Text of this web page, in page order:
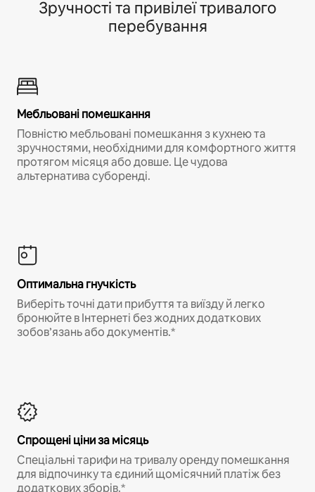
Зручності та привілеї тривалого
перебування
Мебльовані помешкання
Повністю мебльовані помешкання з кухнею та
зручностями, необхідними для комфортного життя
протягом місяця або довше. Це чудова
альтернатива суборенді.
Оптимальна гнучкість
Виберіть точні дати прибуття та виїзду й легко
бронюйте в Інтернеті без жодних додаткових
зобов’язань або документів.*
Спрощені ціни за місяць
Спеціальні тарифи на тривалу оренду помешкання
для відпочинку та єдиний щомісячний платіж без
додаткових зборів.*